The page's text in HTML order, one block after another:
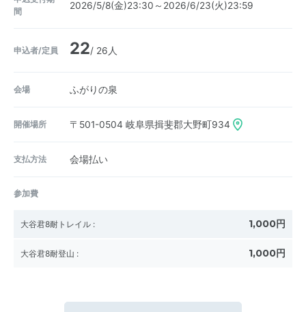
間
2026/5/8(金)23:30～2026/6/23(火)23:59
申込者/定員 22/ 26人
会場 ふがりの泉
開催場所 〒501-0504 岐阜県揖斐郡大野町934
支払方法 会場払い
参加費
大谷君8耐トレイル : 1,000円
大谷君8耐登山 : 1,000円